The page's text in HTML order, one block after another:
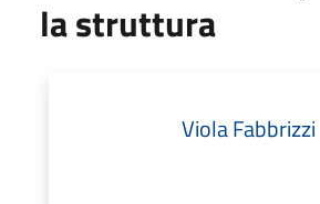
la struttura
Viola Fabbrizzi